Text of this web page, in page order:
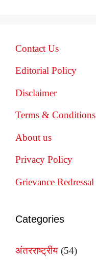
Contact Us
Editorial Policy
Disclaimer
Terms & Conditions
About us
Privacy Policy
Grievance Redressal
Categories
अंतरराष्ट्रीय (54)